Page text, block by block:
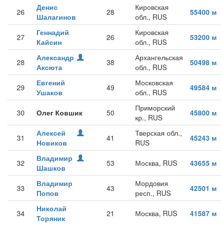
26
Денис
Шалагинов
28
Кировская
обл., RUS
55400 м
27
Геннадий
Кайсин
26
Кировская
обл., RUS
53200 м
28
Александр
Аксюта
38
Архангельская
обл., RUS
50498 м
29
Евгений
Ушаков
49
Московская
обл., RUS
49584 м
30 Олег Ковшик 50
Приморский
кр., RUS
45800 м
31
Алексей
Новиков
41
Тверская обл.,
RUS
45243 м
32
Владимир
Шашков
53 Москва, RUS 43655 м
33
Владимир
Попов
43
Мордовия
респ., RUS
42501 м
34
Николай
Торяник
21 Москва, RUS 41587 м